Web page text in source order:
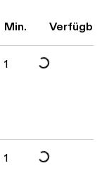
Min.
1 Daten werden
1 Daten werden